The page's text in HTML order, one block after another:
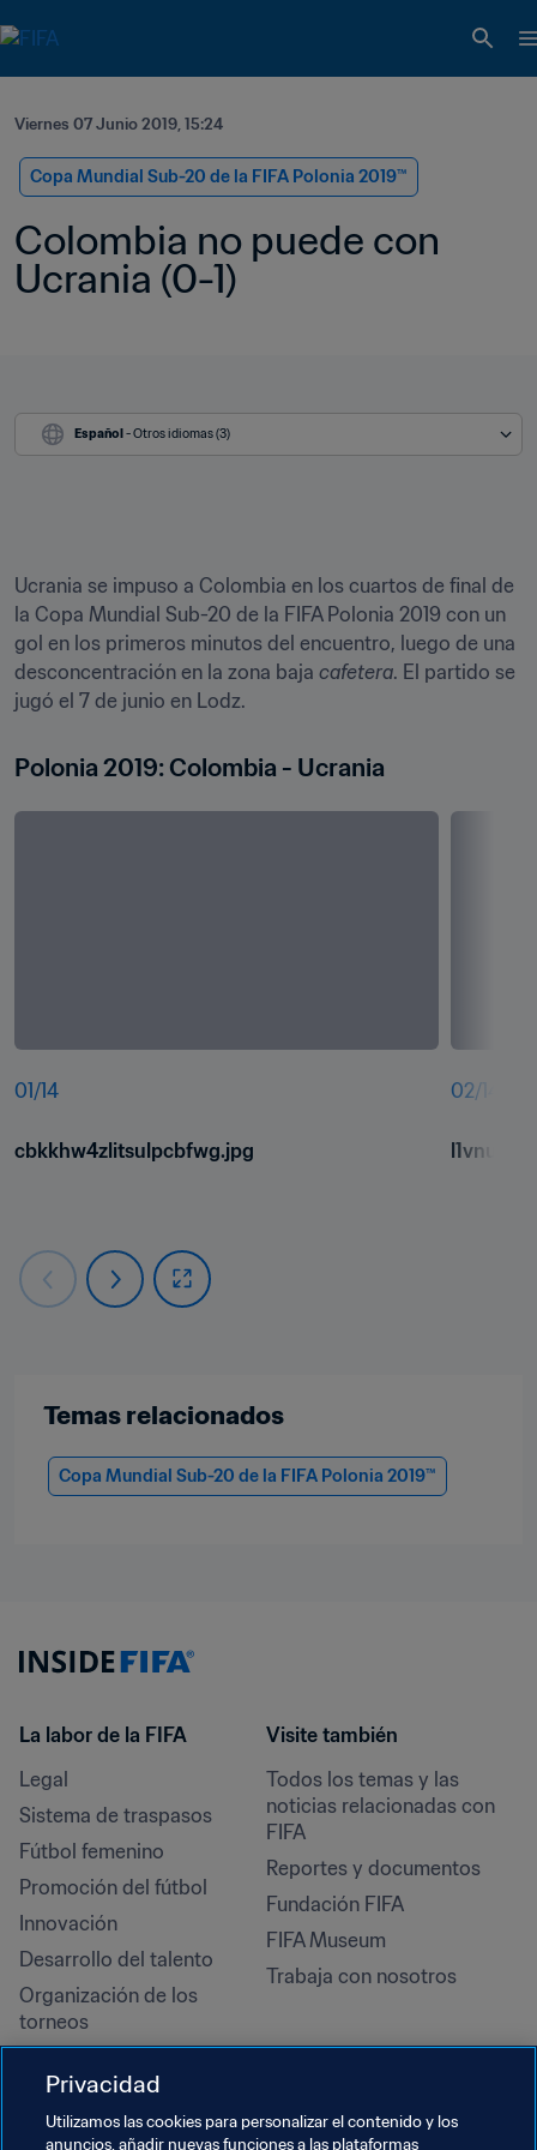
Viernes 07 Junio 2019, 15:24
Copa Mundial Sub-20 de la FIFA Polonia 2019™
Colombia no puede con
Ucrania (0-1)
Español - Otros idiomas (3)
Ucrania se impuso a Colombia en los cuartos de final de
la Copa Mundial Sub-20 de la FIFA Polonia 2019 con un
gol en los primeros minutos del encuentro, luego de una
desconcentración en la zona baja cafetera. El partido se
jugó el 7 de junio en Lodz.
Polonia 2019: Colombia - Ucrania
01 /14
cbkkhw4zlitsulpcbfwg.jpg
02/14
Temas relacionados
Copa Mundial Sub-20 de la FIFA Polonia 2019™
La labor de la FIFA
Legal
Sistema de traspasos
Fútbol femenino
Promoción del fútbol
Innovación
Desarrollo del talento
Organización de los
torneos
Derechos humanos y lucha
contra la discriminación
Visite también
Todos los temas y las
noticias relacionadas con
FIFA
Reportes y documentos
Fundación FIFA
FIFA Museum
Trabaja con nosotros
Privacidad
Utilizamos las cookies para personalizar el contenido y los
anuncios, añadir nuevas funciones a las plataformas